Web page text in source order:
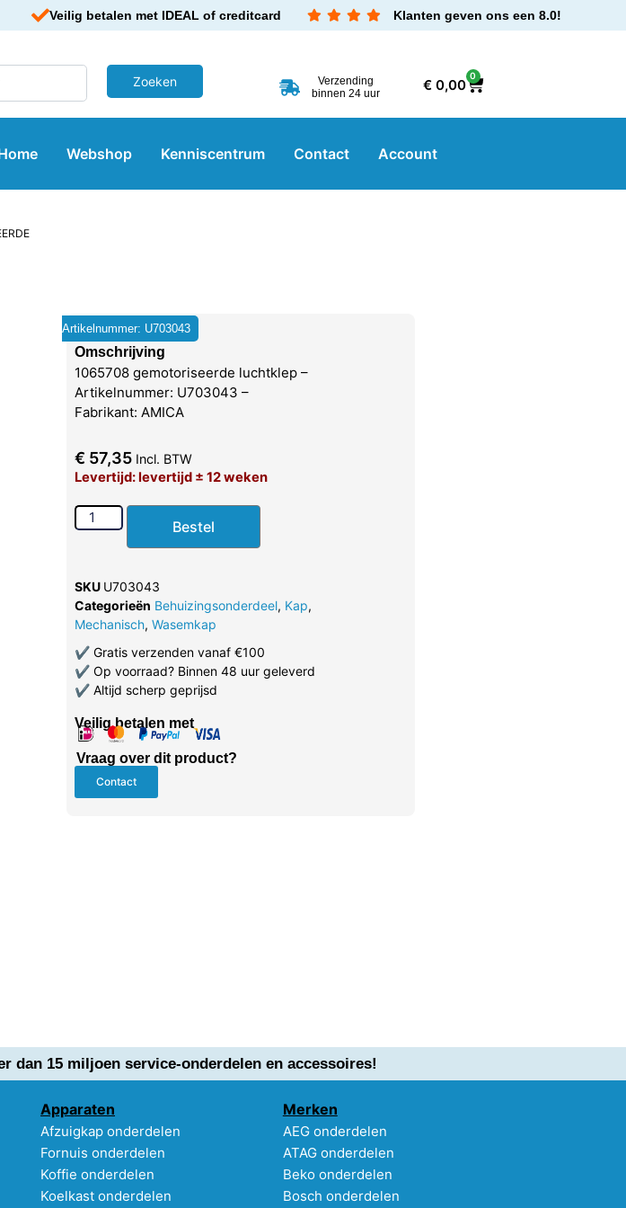
Veilig betalen met IDEAL of creditcard Klanten geven ons een 8.0!
Verzending
binnen 24 uur
€0,00
0
Webshop Kenniscentrum Contact Account
Artikelnummer: U703043
Omschrijving
1065708 gemotoriseerde luchtklep –
Artikelnummer: U703043 –
Fabrikant: AMICA
€ 57,35 Incl. BTW
Levertijd: levertijd ± 12 weken
Bestel
SKU U703043
Categorieën Behuizingsonderdeel, Kap,
Mechanisch, Wasemkap
✔Gratis verzenden vanaf €100
✔Op voorraad? Binnen 48 uur geleverd
✔Altijd scherp geprijsd
Veilig betalen met
Vraag over dit product?
Contact
dan 15 miljoen service-onderdelen en accessoires!
Apparaten
Afzuigkap onderdelen
Fornuis onderdelen
Koffie onderdelen
Koelkast onderdelen
Merken
AEG onderdelen
ATAG onderdelen
Beko onderdelen
Bosch onderdelen